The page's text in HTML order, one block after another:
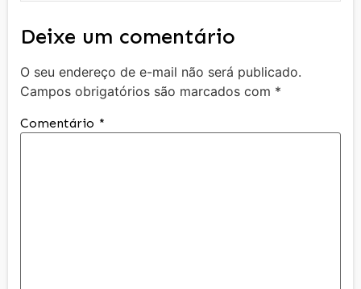
Deixe um comentário
O seu endereço de e-mail não será publicado.
Campos obrigatórios são marcados com *
Comentário *